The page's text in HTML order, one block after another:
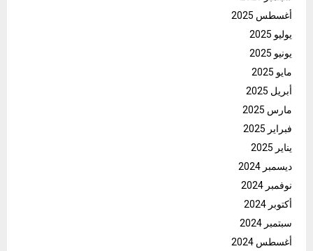
أغسطس 2025
يوليو 2025
يونيو 2025
مايو 2025
أبريل 2025
مارس 2025
فبراير 2025
يناير 2025
ديسمبر 2024
نوفمبر 2024
أكتوبر 2024
سبتمبر 2024
أغسطس 2024